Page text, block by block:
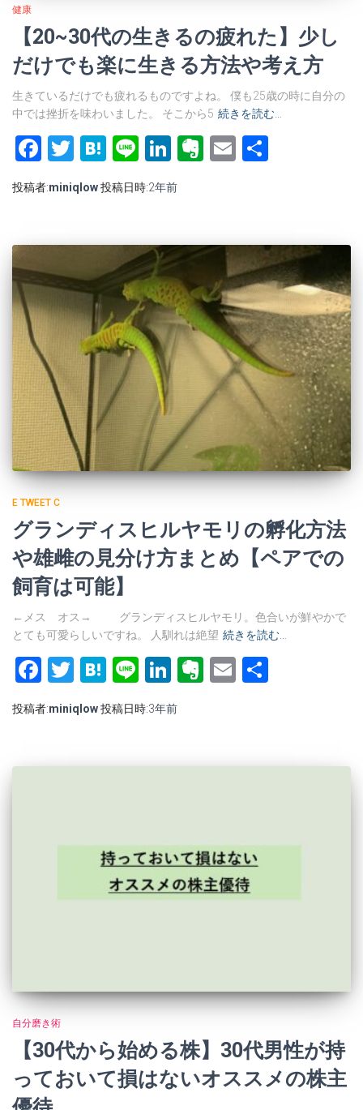
健康
【20~30代の生きるの疲れた】少し
だけでも楽に生きる方法や考え方
生きているだけでも疲れるものですよね。 僕も25歳の時に自分の
中では挫折を味わいました。 そこから5 続きを読む…
Facebook
Twitter
Hatena
LineLinkedIn
Evernote
Email
投稿者:miniqlow投稿日時:2年前
E TWEET C
グランディスヒルヤモリの孵化方法
や雄雌の見分け方まとめ【ペアでの
飼育は可能】
←メス オス→ グランディスヒルヤモリ。色合いが鮮やかで
とても可愛らしいですね。 人馴れは絶望 続きを読む…
Facebook
Twitter
Hatena
LineLinkedIn
Evernote
Email
投稿者:miniqlow投稿日時:3年前
自分磨き術
【30代から始める株】30代男性が持
っておいて損はないオススメの株主